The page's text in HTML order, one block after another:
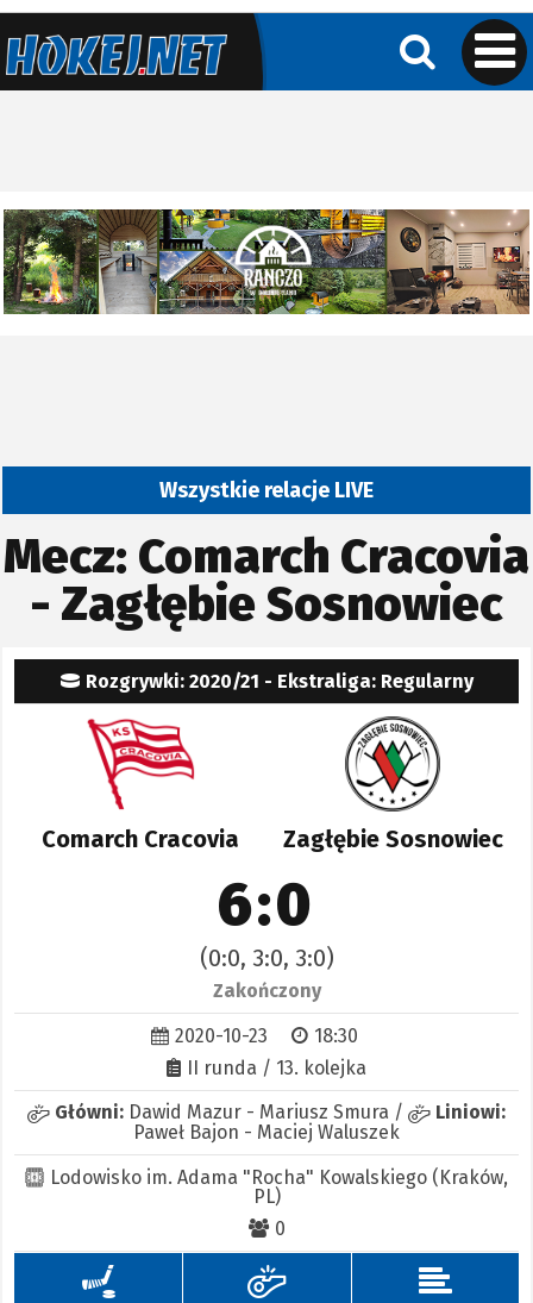
Wszystkie relacje LIVE
Mecz: Comarch Cracovia
- Zagłębie Sosnowiec
Rozgrywki: 2020/21 - Ekstraliga: Regularny
Comarch Cracovia
6:0
(0:0, 3:0, 3:0)
Zakończony
Zagłębie Sosnowiec
2020-10-23
18:30
II runda / 13. kolejka
Główni: Dawid Mazur - Mariusz Smura /
Liniowi:
Paweł Bajon - Maciej Waluszek
Lodowisko im. Adama "Rocha" Kowalskiego (Kraków,
PL)
0